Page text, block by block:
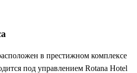
в престижном комплексе
под управлением Rotana Hotel